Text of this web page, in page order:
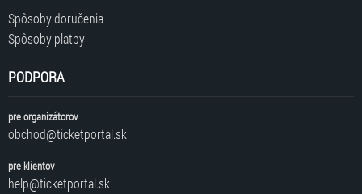
Spôsoby doručenia
Spôsoby platby
PODPORA
pre organizátorov
obchod@ticketportal.sk
pre klientov
help@ticketportal.sk